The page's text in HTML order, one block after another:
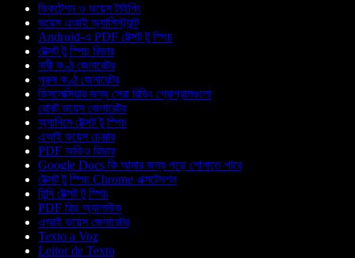
ডিকটেশন ও ভয়েস টাইপিং
ভয়েস এআই অ্যাসিস্ট্যান্ট
Android-এ PDF টেক্সট টু স্পিচ
টেক্সট টু স্পিচ রিডার
নারী কণ্ঠ জেনারেটর
পুরুষ কণ্ঠ জেনারেটর
ডিসলেক্সিয়ার জন্য সেরা রিডিং প্রোগ্রামগুলো
রোবট ভয়েস জেনারেটর
অ্যানিমে টেক্সট টু স্পিচ
এআই ভয়েস চেঞ্জার
PDF অডিও রিডার
Google Docs কি আমার জন্য পড়ে শোনাতে পারে
টেক্সট টু স্পিচ Chrome এক্সটেনশন
হিন্দি টেক্সট টু স্পিচ
PDF রিড অ্যালাউড
এআই ভয়েস জেনারেটর
Texto a Voz
Leitor de Texto